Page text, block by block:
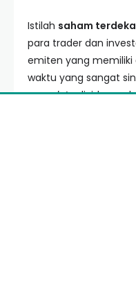
Istilah saham
para trader dan
emiten yang memiliki
waktu yang sangat
cum datedividen,